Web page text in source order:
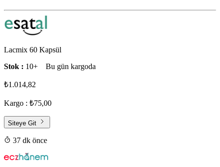
Lacmix 60 Kapsül
Stok : 10+ Bu gün kargoda
₺1.014,82
Kargo : ₺75,00
Siteye Git
37 dk önce